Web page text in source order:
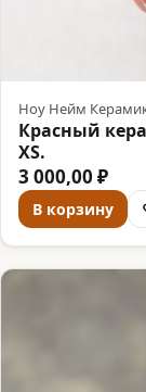
Ноу Нейм
Красный
XS.
3 000,00 ₽
В корзину